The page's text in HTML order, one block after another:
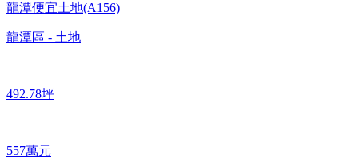
龍潭便宜土地(A156)
龍潭區 - 土地
492.78坪
557萬元